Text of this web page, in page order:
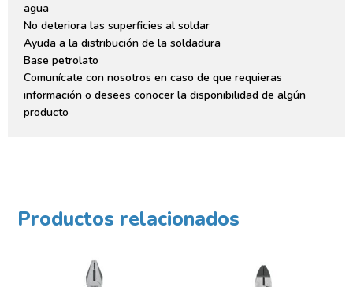
agua
No deteriora las superficies al soldar
Ayuda a la distribución de la soldadura
Base petrolato
Comunícate con nosotros en caso de que requieras
información o desees conocer la disponibilidad de algún
producto
Productos relacionados